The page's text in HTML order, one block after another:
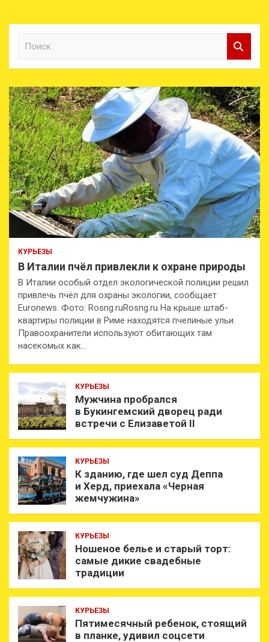
к
КУРЬЕЗЫ
В Италии пчёл привлекли к охране природы
В Италии особый отдел экологической полиции решил
привлечь пчёл для охраны экологии, сообщает
Euronews. Фото: Rosng.ruRosng.ru На крыше штаб-
квартиры полиции в Риме находятся пчелиные ульи.
Правоохранители используют обитающих там
насекомых как…
КУРЬЕЗЫ
Мужчина пробрался
в Букингемский дворец ради
встречи с Елизаветой II
КУРЬЕЗЫ
К зданию, где шел суд Деппа
и Херд, приехала «Черная
жемчужина»
КУРЬЕЗЫ
Ношеное белье и старый торт:
самые дикие свадебные
традиции
КУРЬЕЗЫ
Пятимесячный ребенок, стоящий
в планке, удивил соцсети